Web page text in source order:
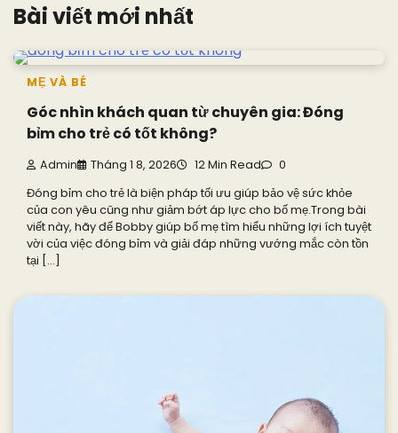
Bài viết mới nhất
MẸ VÀ BÉ
Góc nhìn khách quan từ chuyên gia: Đóng
bỉm cho trẻ có tốt không?
Admin Tháng 1 8, 2026 12 Min Read 0
Đóng bỉm cho trẻ là biện pháp tối ưu giúp bảo vệ sức khỏe
của con yêu cũng như giảm bớt áp lực cho bố mẹ.Trong bài
viết này, hãy để Bobby giúp bố mẹ tìm hiểu những lợi ích tuyệt
vời của việc đóng bỉm và giải đáp những vướng mắc còn tồn
tại […]